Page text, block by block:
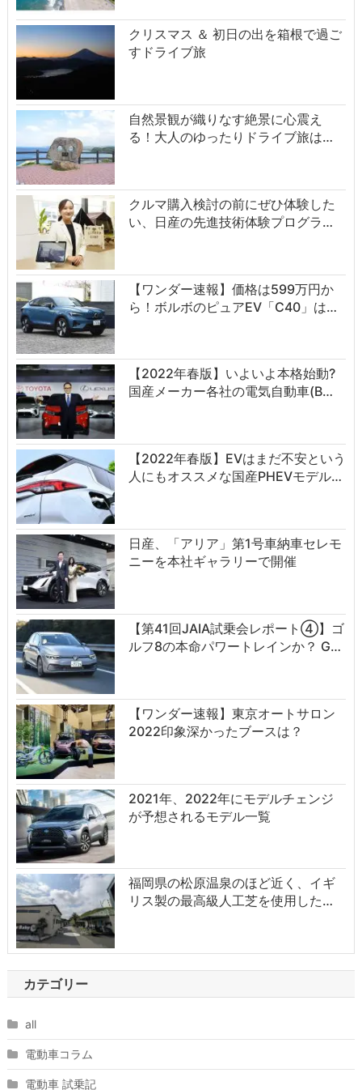
クリスマス ＆ 初日の出を箱根で過ご
すドライブ旅
自然景観が織りなす絶景に心震え
る！大人のゆったりドライブ旅は…
クルマ購入検討の前にぜひ体験した
い、日産の先進技術体験プログラ…
【ワンダー速報】価格は599万円か
ら！ボルボのピュアEV「C40」は…
【2022年春版】いよいよ本格始動?
国産メーカー各社の電気自動車(B…
【2022年春版】EVはまだ不安という
人にもオススメな国産PHEVモデル…
日産、「アリア」第1号車納車セレモ
ニーを本社ギャラリーで開催
【第41回JAIA試乗会レポート④】ゴ
ルフ8の本命パワートレインか？ G…
【ワンダー速報】東京オートサロン
2022印象深かったブースは？
2021年、2022年にモデルチェンジ
が予想されるモデル一覧
福岡県の松原温泉のほど近く、イギ
リス製の最高級人工芝を使用した…
カテゴリー
all
電動車コラム
電動車 試乗記